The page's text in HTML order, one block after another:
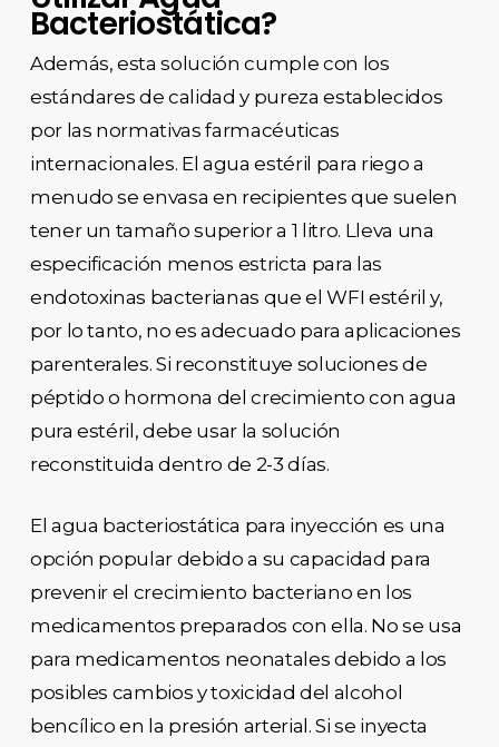
Bacteriostática?
Además, esta solución cumple con los
estándares de calidad y pureza establecidos
por las normativas farmacéuticas
internacionales. El agua estéril para riego a
menudo se envasa en recipientes que suelen
tener un tamaño superior a 1 litro. Lleva una
especificación menos estricta para las
endotoxinas bacterianas que el WFI estéril y,
por lo tanto, no es adecuado para aplicaciones
parenterales. Si reconstituye soluciones de
péptido o hormona del crecimiento con agua
pura estéril, debe usar la solución
reconstituida dentro de 2-3 días.
El agua bacteriostática para inyección es una
opción popular debido a su capacidad para
prevenir el crecimiento bacteriano en los
medicamentos preparados con ella. No se usa
para medicamentos neonatales debido a los
posibles cambios y toxicidad del alcohol
bencílico en la presión arterial. Si se inyecta